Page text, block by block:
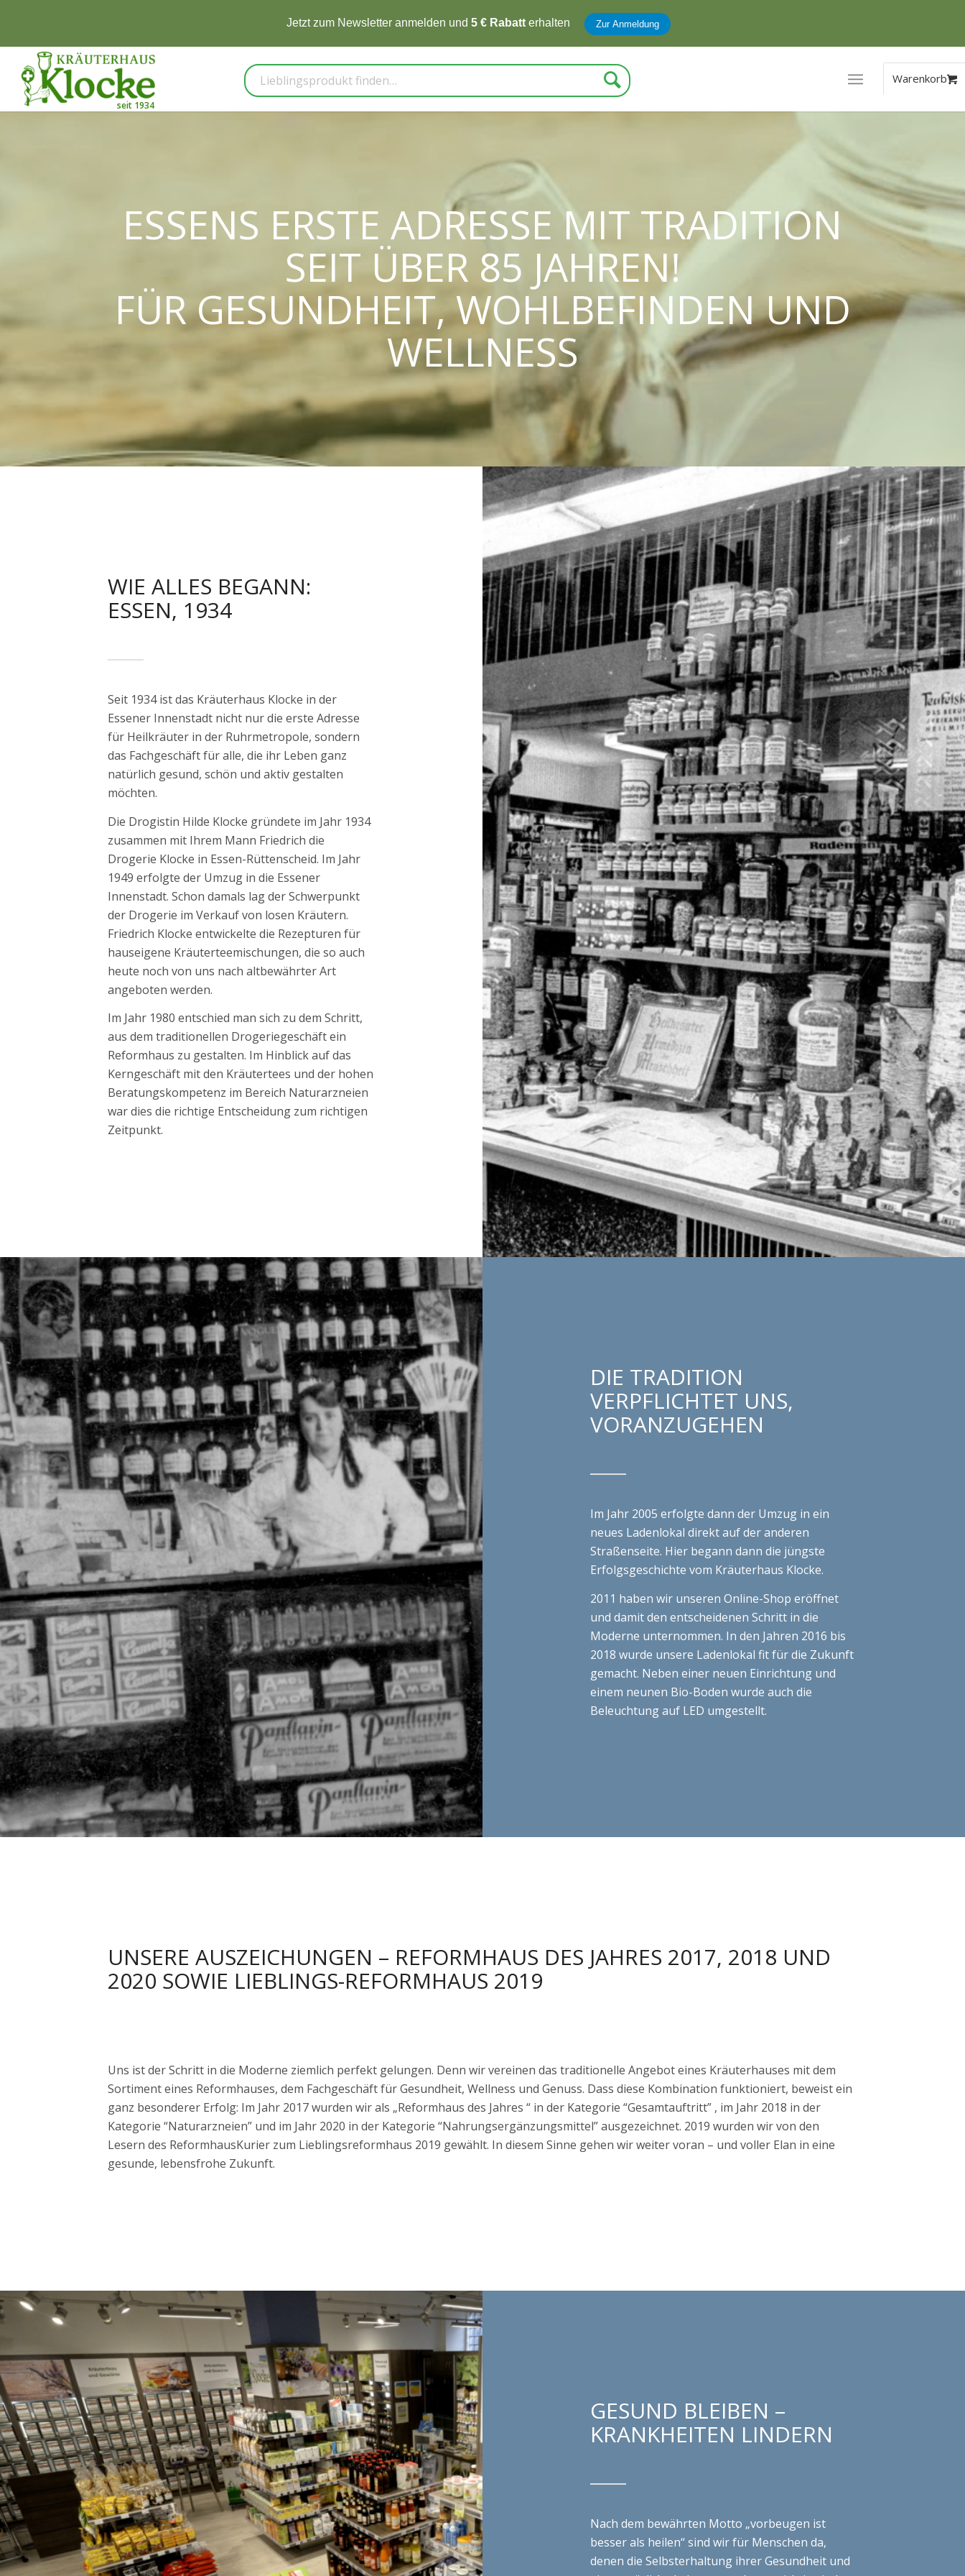
Jetzt zum Newsletter anmelden und 5 € Rabatterhalten Zur Anmeldung
Suche
ESSENS ERSTE ADRESSE MIT TRADITION
SEIT ÜBER 85 JAHREN!
FÜR RUNDUM PERFEKTE BERATUNG
Seit 1934 ist das Kräuterhaus Klocke in der
für Heilkräuter in der Ruhrmetropole, sondern
das Fachgeschäft für alle, die ihr Leben ganz
natürlich gesund, schön und aktiv gestalten
möchten.
Die Drogistin Hilde Klocke gründete im Jahr 1934
zusammen mit Ihrem Mann Friedrich die
Drogerie Klocke in Essen-Rüttenscheid. Im Jahr
1949 erfolgte der Umzug in die Essener
Innenstadt. Schon damals lag der Schwerpunkt
der Drogerie im Verkauf von losen Kräutern.
Friedrich Klocke entwickelte die Rezepturen für
hauseigene Kräuterteemischungen, die so auch
heute noch von uns nach altbewährter Art
angeboten werden.
Im Jahr 1980 entschied man sich zu dem Schritt,
aus dem traditionellen Drogeriegeschäft ein
Reformhaus zu gestalten. Im Hinblick auf das
Kerngeschäft mit den Kräutertees und der hohen
Beratungskompetenz im Bereich Naturarzneien
war dies die richtige Entscheidung zum richtigen
Zeitpunkt.
VORANZUGEHEN
Im Jahr 2005 erfolgte dann der Umzug in ein
Straßenseite. Hier begann dann die jüngste
Erfolgsgeschichte vom Kräuterhaus Klocke.
2011 haben wir unseren Online-Shop eröffnet
und damit den entscheidenen Schritt in die
Moderne unternommen. In den Jahren 2016 bis
2018 wurde unsere Ladenlokal fit für die Zukunft
gemacht. Neben einer neuen Einrichtung und
einem neunen Bio-Boden wurde auch die
Beleuchtung auf LED umgestellt.
ganz besonderer Erfolg: Im Jahr 2017 wurden wir als „Reformhaus des Jahres “ in der Kategorie “Gesamtauftritt” , im Jahr 2018 in der
Kategorie “Naturarzneien” und im Jahr 2020 in der Kategorie “Nahrungsergänzungsmittel” ausgezeichnet. 2019 wurden wir von den
Lesern des ReformhausKurier zum Lieblingsreformhaus 2019 gewählt. In diesem Sinne gehen wir weiter voran – und voller Elan in eine
gesunde, lebensfrohe Zukunft.
Nach dem bewährten Motto „vorbeugen ist
denen die Selbsterhaltung ihrer Gesundheit und
eine natürliche Lebensgestaltung wichtig sind.
Und damit Ihre Gesundheitsvorsorge